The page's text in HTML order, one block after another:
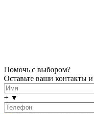
Помочь с выбором?
Оставьте ваши контакты
+ ▼